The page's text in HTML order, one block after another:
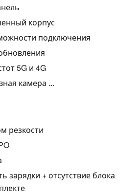
корпус
подключения
5G и 4G
камера ...
резкости
зарядки + отсутствие блока